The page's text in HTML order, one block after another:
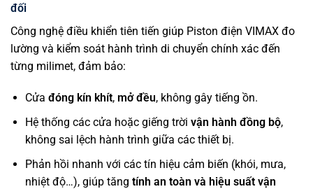
đối
Công nghệ điều khiển tiên tiến giúp Piston điện VIMAX đo
lường và kiểm soát hành trình di chuyển chính xác đến
từng milimet, đảm bảo:
Cửa đóng kín khít, mở đều, không gây tiếng ồn.
Hệ thống các cửa hoặc giếng trời vận hành đồng bộ,
không sai lệch hành trình giữa các thiết bị.
Phản hồi nhanh với các tín hiệu cảm biến (khói, mưa,
nhiệt độ…), giúp tăng tính an toàn và hiệu suất vận